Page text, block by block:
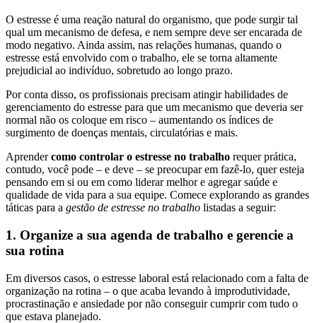
O estresse é uma reação natural do organismo, que pode surgir tal
qual um mecanismo de defesa, e nem sempre deve ser encarada de
modo negativo. Ainda assim, nas relações humanas, quando o
estresse está envolvido com o trabalho, ele se torna altamente
prejudicial ao indivíduo, sobretudo ao longo prazo.
Por conta disso, os profissionais precisam atingir habilidades de
gerenciamento do estresse para que um mecanismo que deveria ser
normal não os coloque em risco – aumentando os índices de
surgimento de doenças mentais, circulatórias e mais.
Aprendercomo controlar o estresse no trabalho requer prática,
contudo, você pode – e deve – se preocupar em fazê-lo, quer esteja
pensando em si ou em como liderar melhor e agregar saúde e
qualidade de vida para a sua equipe. Comece explorando as grandes
táticas para a gestão de estresse no trabalho listadas a seguir:
1. Organize a sua agenda de trabalho e gerencie a
sua rotina
Em diversos casos, o estresse laboral está relacionado com a falta de
organização na rotina – o que acaba levando à improdutividade,
procrastinação e ansiedade por não conseguir cumprir com tudo o
que estava planejado.